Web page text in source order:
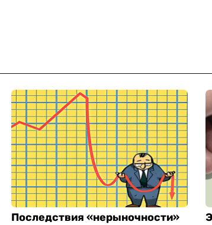
Последствия «нерыночности»